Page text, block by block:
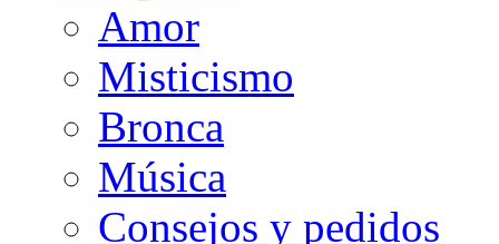
Amor
Misticismo
Bronca
Música
Consejos y pedidos